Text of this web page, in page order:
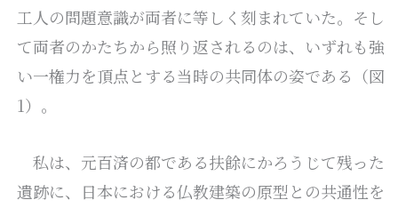
工人の問題意識が両者に等しく刻まれていた。そし
て両者のかたちから照り返されるのは、いずれも強
い一権力を頂点とする当時の共同体の姿である（図
1）。
私は、元百済の都である扶餘にかろうじて残った
遺跡に、日本における仏教建築の原型との共通性を